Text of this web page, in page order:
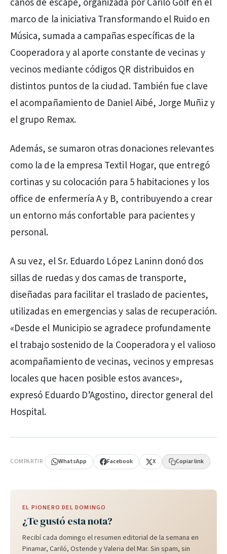
caños de escape, organizada por Cariló Golf en el
marco de la iniciativa Transformando el Ruido en
Música, sumada a campañas específicas de la
Cooperadora y al aporte constante de vecinas y
vecinos mediante códigos QR distribuidos en
distintos puntos de la ciudad. También fue clave
el acompañamiento de Daniel Aibé, Jorge Muñiz y
el grupo Remax.
Además, se sumaron otras donaciones relevantes
como la de la empresa Textil Hogar, que entregó
cortinas y su colocación para 5 habitaciones y los
office de enfermería A y B, contribuyendo a crear
un entorno más confortable para pacientes y
personal.
A su vez, el Sr. Eduardo López Laninn donó dos
sillas de ruedas y dos camas de transporte,
diseñadas para facilitar el traslado de pacientes,
utilizadas en emergencias y salas de recuperación.
«Desde el Municipio se agradece profundamente
el trabajo sostenido de la Cooperadora y el valioso
acompañamiento de vecinas, vecinos y empresas
locales que hacen posible estos avances»,
expresó Eduardo D’Agostino, director general del
Hospital.
COMPARTIR WhatsApp Facebook X Copiar link
EL PIONERO DEL DOMINGO
¿Te gustó esta nota?
Recibí cada domingo el resumen editorial de la semana en
Pinamar, Cariló, Ostende y Valeria del Mar. Sin spam, sin